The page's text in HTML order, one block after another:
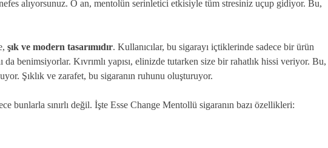
alıyorsunuz. O an, mentolün serinletici etkisiyle tüm stresiniz uçup gidiyor. Bu,
şık ve modern tasarımıdır. Kullanıcılar, bu sigarayı içtiklerinde sadece bir ürün
da benimsiyorlar. Kıvrımlı yapısı, elinizde tutarken size bir rahatlık hissi veriyor. Bu,
Şıklık ve zarafet, bu sigaranın ruhunu oluşturuyor.
bunlarla sınırlı değil. İşte Esse Change Mentollü sigaranın bazı özellikleri: